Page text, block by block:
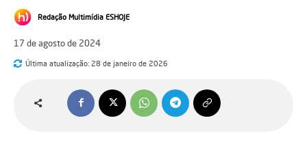
Redação Multimídia ESHOJE
17 de agosto de 2024
Última atualização: 28 de janeiro de 2026